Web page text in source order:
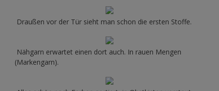
Draußen vor der Tür sieht man schon die ersten Stoffe.
Nähgarn erwartet einen dort auch. In rauen Mengen
(Markengarn).